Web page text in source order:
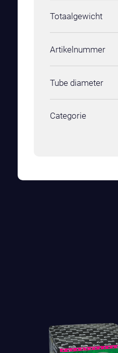
Totaalgewicht
Artikelnummer
Tube diameter
Categorie